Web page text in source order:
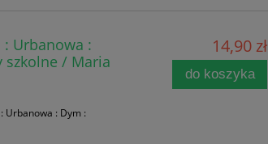
: Urbanowa :
szkolne / Maria
Urbanowa : Dym :
14,90 zł
do koszyka